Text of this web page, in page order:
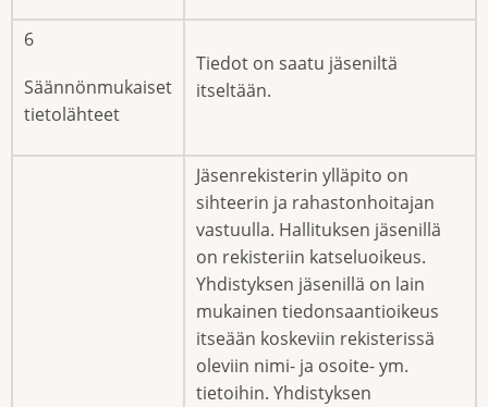
6
Säännönmukaiset
tietolähteet
Tiedot on saatu jäseniltä
itseltään.
Jäsenrekisterin ylläpito on
sihteerin ja rahastonhoitajan
vastuulla. Hallituksen jäsenillä
on rekisteriin katseluoikeus.
Yhdistyksen jäsenillä on lain
mukainen tiedonsaantioikeus
itseään koskeviin rekisterissä
oleviin nimi- ja osoite- ym.
tietoihin. Yhdistyksen